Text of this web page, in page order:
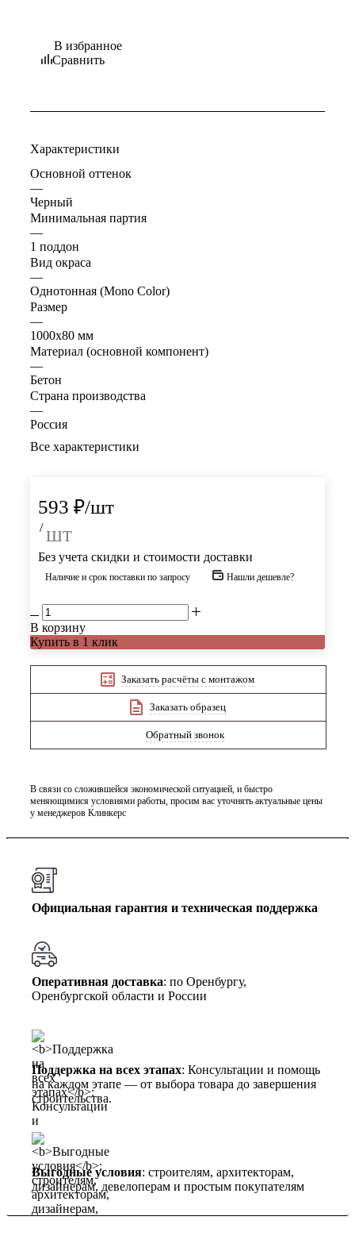
В избранное
Сравнить
Характеристики
Основной оттенок
—
Черный
Минимальная партия
—
1 поддон
Вид окраса
—
Однотонная (Mono Color)
Размер
—
1000х80 мм
Материал (основной компонент)
—
Бетон
Страна производства
—
Россия
Все характеристики
593 ₽/шт
/ шт
Без учета скидки и стоимости доставки
Наличие и срок поставки по запросу Нашли дешевле?
В корзину
Купить в 1 клик
Заказать расчёты с монтажом
Заказать образец
Обратный звонок
В связи со сложившейся экономической ситуацией, и быстро
меняющимися условиями работы, просим вас уточнять актуальные цены
у менеджеров Клинкерс
Официальная гарантия и техническая поддержка
Оперативная доставка: по Оренбургу,
Оренбургской области и России
Поддержка на всех этапах: Консультации и помощь
на каждом этапе — от выбора товара до завершения
строительства.
Выгодные условия: строителям, архитекторам,
дизайнерам, девелоперам и простым покупателям